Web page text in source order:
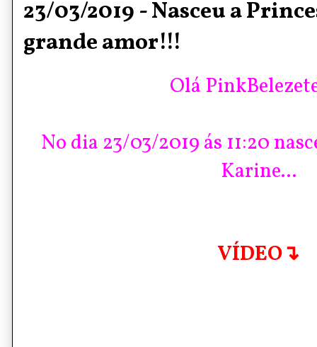
23/03/2019 - Nasceu a
grande amor!!!
Olá
No dia 23/03/2019 ás 11:20
Karine...
VÍDEO↴